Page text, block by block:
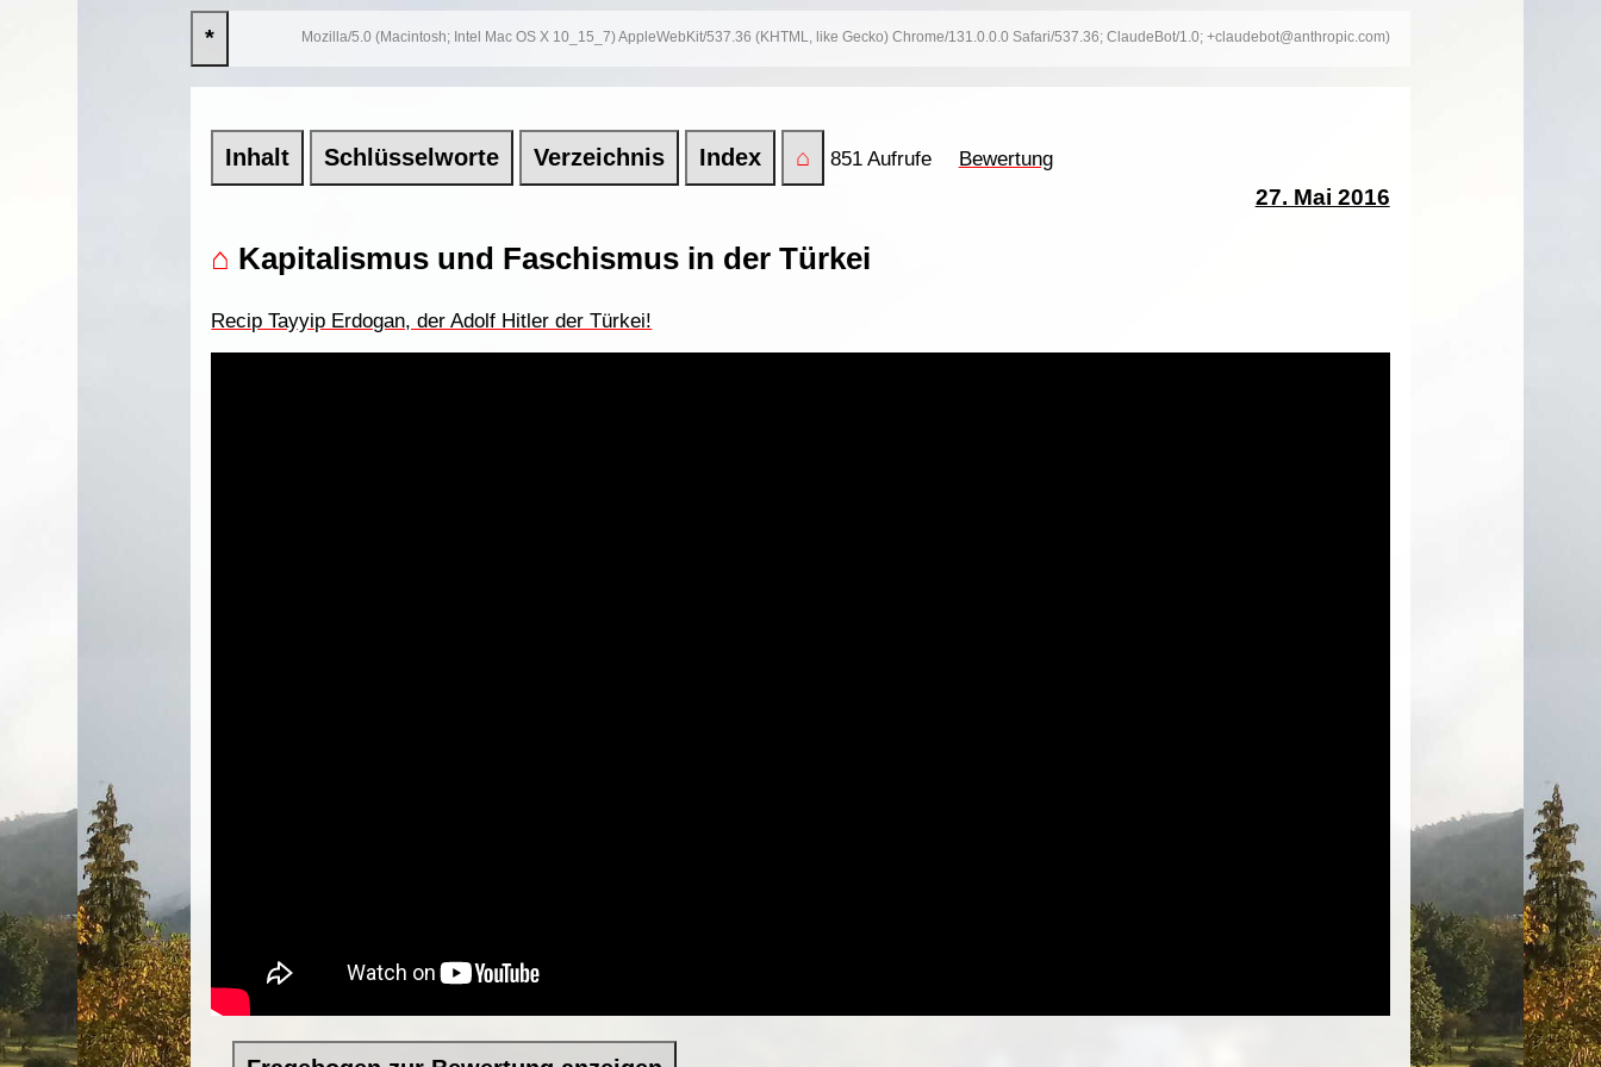
* Mozilla/5.0 (Macintosh; Intel Mac OS X 10_15_7) AppleWebKit/537.36 (KHTML, like Gecko) Chrome/131.0.0.0 Safari/537.36; ClaudeBot/1.0; +claudebot@anthropic.com)
Inhalt Schlüsselworte Verzeichnis Index ⌂ 851 Aufrufe Bewertung
27. Mai 2016
⌂ Kapitalismus und Faschismus in der Türkei
Recip Tayyip Erdogan, der Adolf Hitler der Türkei!